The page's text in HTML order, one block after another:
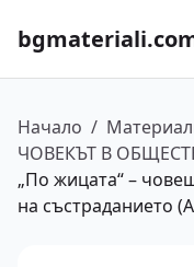
Начало /
ЧОВЕКЪТ В
„По жицата“ –
на състраданието